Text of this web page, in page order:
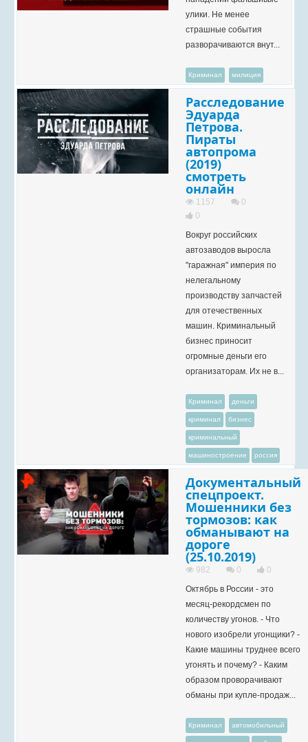
улики. Не менее
страшные события
разворачиваются внут...
Криминал милиция
Расследование
Эдуарда
Петрова.
Пираты
автопрома
(2019)
смотреть
онлайн
1157
0
0
Вокруг российских
автозаводов выросла
"гаражная" империя по
нелегальному
производству запчастей
для отечественных
машин. Криминальный
бизнес приносит
огромные деньги его
организаторам. Их не в...
Криминал деньги
криминал бизнес
криминальный
машиностроение россия
Документальный
спецпроект.
Мошенники без
тормозов: как
обманывают на
дороге
(25.10.2019)
982 0
0
Октябрь в России - это
месяц-рекордсмен по
количеству угонов. - Что
нового изобрели угонщики? -
Какие машины труднее всего
угонять и почему? - Каким
образом проворачивают
обманы при купле-продаж...
Криминал автомобильный